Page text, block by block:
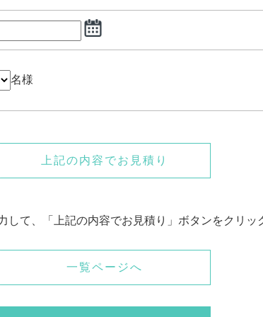
名様
上記の内容でお見積り
して、「上記の内容でお見積り」ボタンをクリッ
一覧ページへ